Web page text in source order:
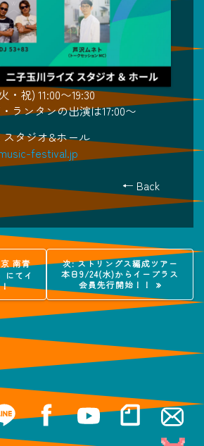
・祝) 11:00〜19:30
ランタンの出演は17:00〜
タジオ&ホール
festival.jp
← Back
南青
にてイ
次:次
の
投
稿:
ストリングス編成ツアー
本日9/24(水)からイープラス
会員先行開始！！